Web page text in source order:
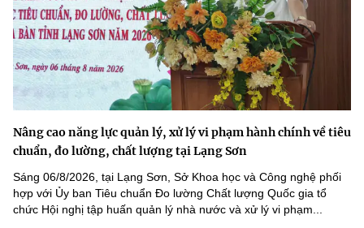
Nâng cao năng lực quản lý, xử lý vi phạm hành chính về tiêu
chuẩn, đo lường, chất lượng tại Lạng Sơn
Sáng 06/8/2026, tại Lạng Sơn, Sở Khoa học và Công nghệ phối
hợp với Ủy ban Tiêu chuẩn Đo lường Chất lượng Quốc gia tổ
chức Hội nghị tập huấn quản lý nhà nước và xử lý vi phạm...